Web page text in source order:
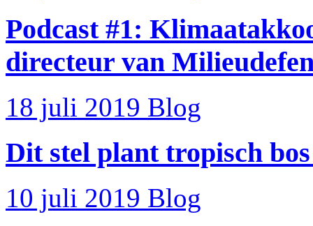
Podcast #1:
directeur van
18 juli 2019 Blog
Dit stel plant tropisch
10 juli 2019 Blog